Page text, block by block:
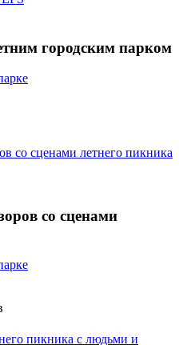
городским парком
со сценами